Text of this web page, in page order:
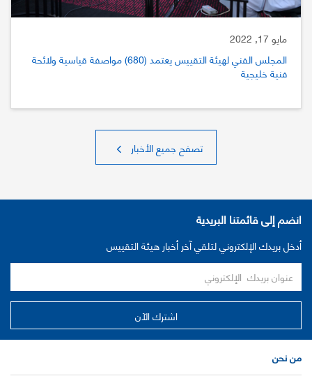
مايو 17, 2022
المجلس الفني لهيئة التقييس يعتمد (680) مواصفة قياسية ولائحة
فنية خليجية
تصفح جميع الأخبار
انضم إلى قائمتنا البريدية
أدخل بريدك الإلكتروني لتلقي آخر أخبار هيئة التقييس
من نحن